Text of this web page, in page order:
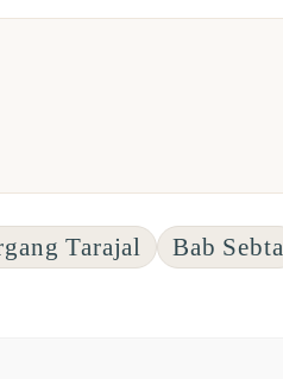
Tarajal Bab Sebta